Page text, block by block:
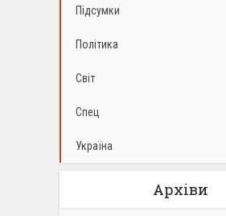
Підсумки
Політика
Світ
Спец
Україна
Архіви